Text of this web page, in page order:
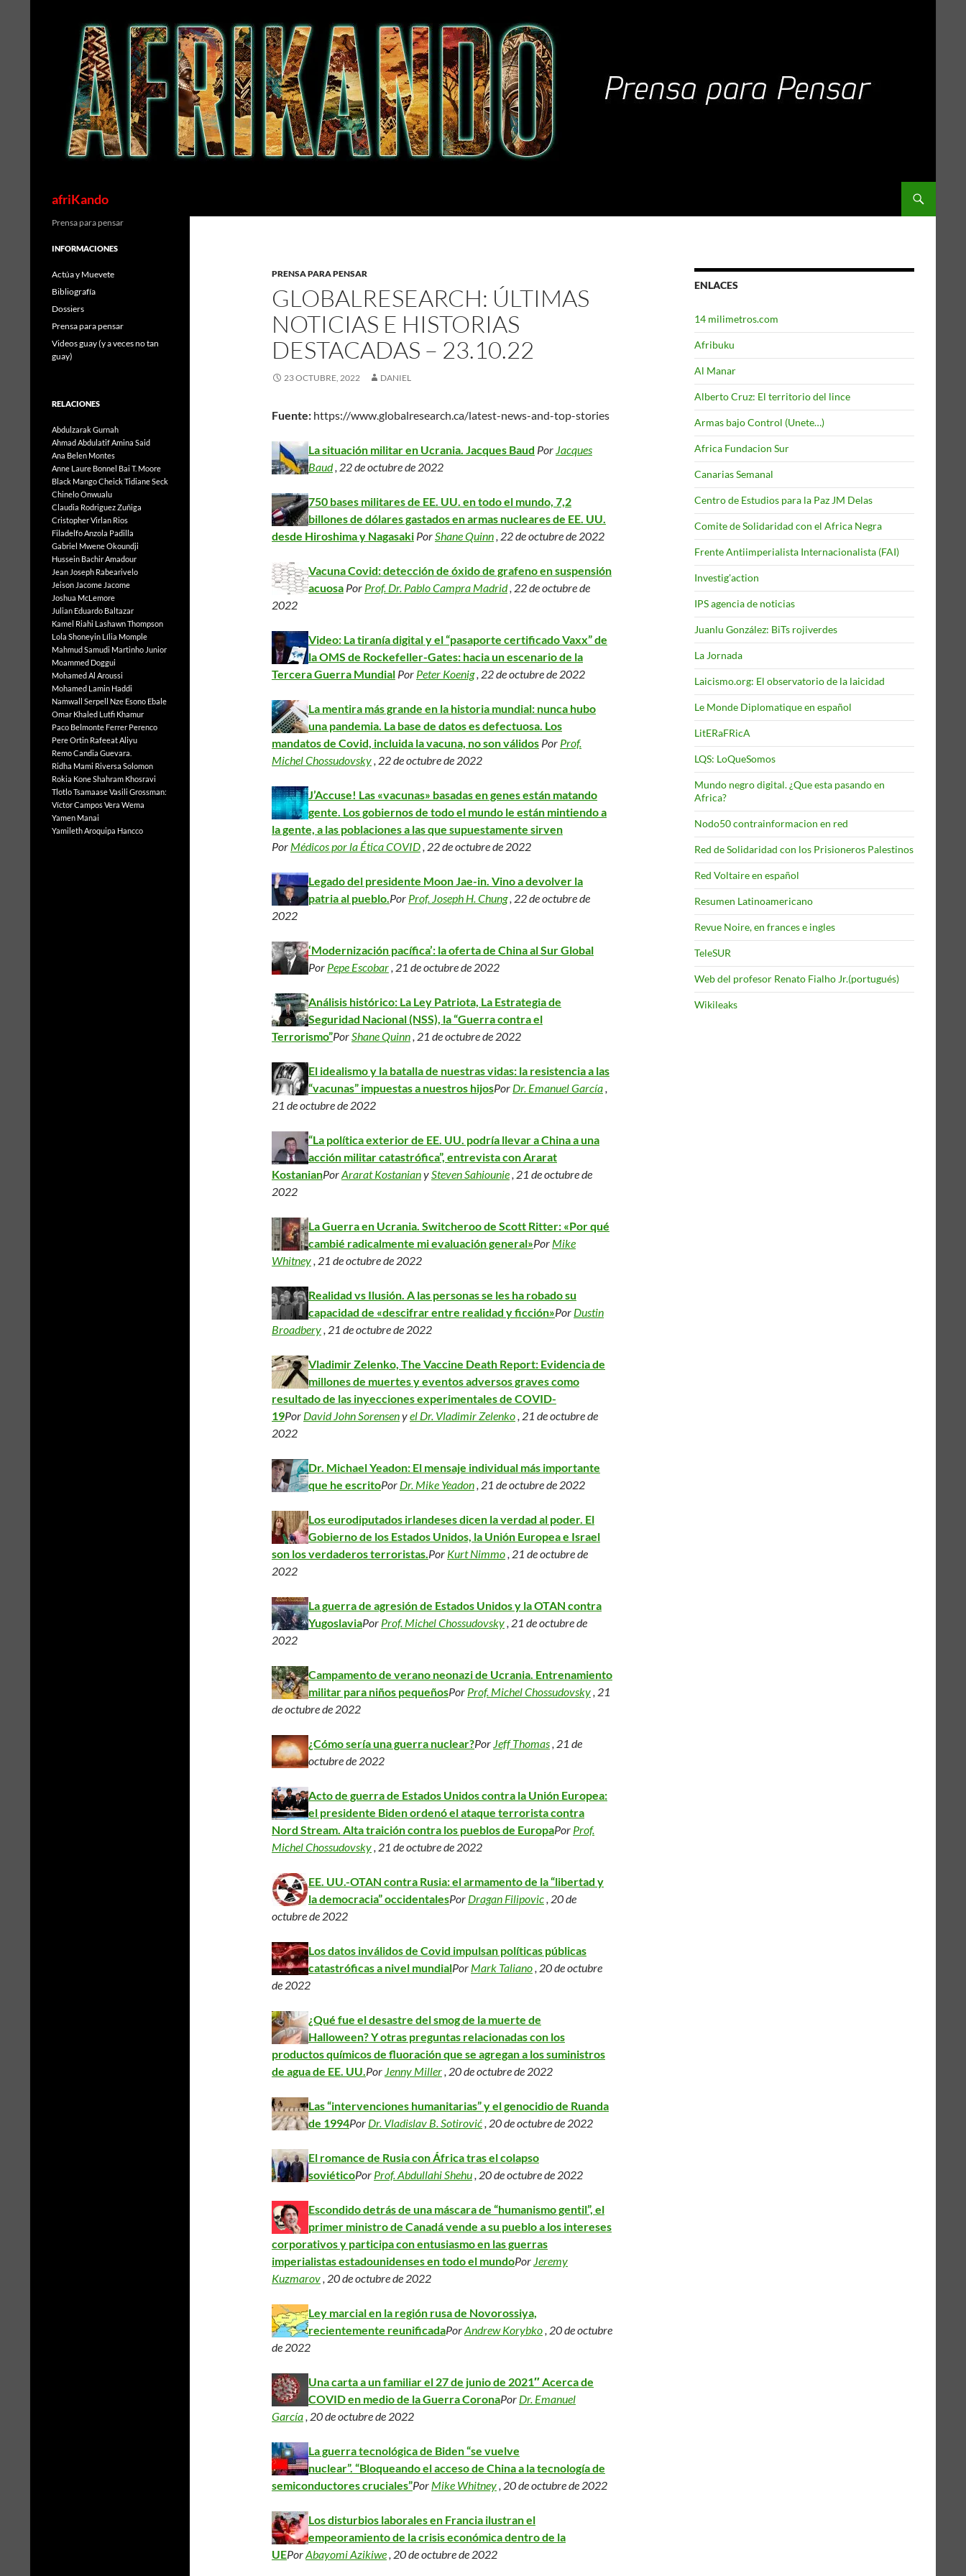
afriKando
PRENSA PARA PENSAR
GLOBALRESEARCH: ÚLTIMAS
NOTICIAS E HISTORIAS
DESTACADAS – 23.10.22
23 OCTUBRE, 2022 DANIEL
Fuente: https://www.globalresearch.ca/latest-news-and-top-stories
La situación militar en Ucrania. Jacques Baud Por Jacques
Baud, 22 de octubre de 2022
750 bases militares de EE. UU. en todo el mundo, 7,2
billones de dólares gastados en armas nucleares de EE. UU.
desde Hiroshima y Nagasaki PorShane Quinn, 22 de octubre de 2022
Vacuna Covid: detección de óxido de grafeno en suspensión
acuosa Por Prof. Dr. Pablo Campra Madrid, 22 de octubre de
2022
Video: La tiranía digital y el “pasaporte certificado Vaxx” de
la OMS de Rockefeller-Gates: hacia un escenario de la
Tercera Guerra Mundial Por Peter Koenig, 22 de octubre de 2022
La mentira más grande en la historia mundial: nunca hubo
una pandemia. La base de datos es defectuosa. Los
mandatos de Covid, incluida la vacuna, no son válidos Por Prof.
Michel Chossudovsky, 22 de octubre de 2022
J’Accuse! Las «vacunas» basadas en genes están matando
gente. Los gobiernos de todo el mundo le están mintiendo a
la gente, a las poblaciones a las que supuestamente sirven
Por Médicos por la Ética COVID, 22 de octubre de 2022
Legado del presidente Moon Jae-in. Vino a devolver la
patria al pueblo.Por Prof. Joseph H. Chung, 22 de octubre de
2022
‘Modernización pacífica’: la oferta de China al Sur Global
Por Pepe Escobar, 21 de octubre de 2022
Análisis histórico: La Ley Patriota, La Estrategia de
Seguridad Nacional (NSS), la “Guerra contra el
Terrorismo”PorShane Quinn, 21 de octubre de 2022
El idealismo y la batalla de nuestras vidas: la resistencia a las
“vacunas” impuestas a nuestros hijosPor Dr. Emanuel García,
21 de octubre de 2022
“La política exterior de EE. UU. podría llevar a China a una
acción militar catastrófica”, entrevista con Ararat
KostanianPorArarat KostanianySteven Sahiounie, 21 de octubre de
2022
La Guerra en Ucrania. Switcheroo de Scott Ritter: «Por qué
cambié radicalmente mi evaluación general»Por Mike
Whitney, 21 de octubre de 2022
Realidad vs Ilusión. A las personas se les ha robado su
capacidad de «descifrar entre realidad y ficción»Por Dustin
Broadbery, 21 de octubre de 2022
Vladimir Zelenko, The Vaccine Death Report: Evidencia de
millones de muertes y eventos adversos graves como
resultado de las inyecciones experimentales de COVID-
19Por David John Sorensenyel Dr. Vladimir Zelenko, 21 de octubre de
2022
Dr. Michael Yeadon: El mensaje individual más importante
que he escritoPor Dr. Mike Yeadon, 21 de octubre de 2022
Los eurodiputados irlandeses dicen la verdad al poder. El
Gobierno de los Estados Unidos, la Unión Europea e Israel
son los verdaderos terroristas.Por Kurt Nimmo, 21 de octubre de
2022
La guerra de agresión de Estados Unidos y la OTAN contra
YugoslaviaPor Prof. Michel Chossudovsky, 21 de octubre de
2022
Campamento de verano neonazi de Ucrania. Entrenamiento
militar para niños pequeñosPor Prof. Michel Chossudovsky, 21
de octubre de 2022
¿Cómo sería una guerra nuclear?Por Jeff Thomas, 21 de
octubre de 2022
Acto de guerra de Estados Unidos contra la Unión Europea:
el presidente Biden ordenó el ataque terrorista contra
Nord Stream. Alta traición contra los pueblos de EuropaPor Prof.
Michel Chossudovsky, 21 de octubre de 2022
EE. UU.-OTAN contra Rusia: el armamento de la “libertad y
la democracia” occidentalesPor Dragan Filipovic, 20 de
octubre de 2022
Los datos inválidos de Covid impulsan políticas públicas
catastróficas a nivel mundialPor Mark Taliano, 20 de octubre
de 2022
¿Qué fue el desastre del smog de la muerte de
Halloween? Y otras preguntas relacionadas con los
productos químicos de fluoración que se agregan a los suministros
de agua de EE. UU.Por Jenny Miller, 20 de octubre de 2022
Las “intervenciones humanitarias” y el genocidio de Ruanda
de 1994Por Dr. Vladislav B. Sotirović, 20 de octubre de 2022
El romance de Rusia con África tras el colapso
soviéticoPor Prof. Abdullahi Shehu, 20 de octubre de 2022
Escondido detrás de una máscara de “humanismo gentil”, el
primer ministro de Canadá vende a su pueblo a los intereses
corporativos y participa con entusiasmo en las guerras
imperialistas estadounidenses en todo el mundoPor Jeremy
Kuzmarov, 20 de octubre de 2022
Ley marcial en la región rusa de Novorossiya,
recientemente reunificadaPorAndrew Korybko, 20 de octubre
de 2022
Una carta a un familiar el 27 de junio de 2021″ Acerca de
COVID en medio de la Guerra CoronaPor Dr. Emanuel
García, 20 de octubre de 2022
La guerra tecnológica de Biden “se vuelve
nuclear”. “Bloqueando el acceso de China a la tecnología de
semiconductores cruciales”Por Mike Whitney, 20 de octubre de 2022
Los disturbios laborales en Francia ilustran el
empeoramiento de la crisis económica dentro de la
UEPorAbayomi Azikiwe, 20 de octubre de 2022
ENLACES
14 milimetros.com
Afribuku
Al Manar
Alberto Cruz: El territorio del lince
Armas bajo Control (Unete…)
Africa Fundacion Sur
Canarias Semanal
Centro de Estudios para la Paz JM Delas
Comite de Solidaridad con el Africa Negra
Frente Antiimperialista Internacionalista (FAI)
Investig'action
IPS agencia de noticias
Juanlu González: BiTs rojiverdes
La Jornada
Laicismo.org: El observatorio de la laicidad
Le Monde Diplomatique en español
LitERaFRicA
LQS: LoQueSomos
Mundo negro digital. ¿Que esta pasando en
Africa?
Nodo50 contrainformacion en red
Red de Solidaridad con los Prisioneros Palestinos
Red Voltaire en español
Resumen Latinoamericano
Revue Noire, en frances e ingles
TeleSUR
Web del profesor Renato Fialho Jr.(portugués)
Wikileaks
Prensa para pensar
INFORMACIONES
Actúa y Muevete
Bibliografía
Dossiers
Prensa para pensar
Videos guay (y a veces no tan
guay)
RELACIONES
Abdulzarak Gurnah
Ahmad AbdulatifAmina Said
Ana Belen Montes
Anne Laure Bonnel Bai T. Moore
Black MangoCheick Tidiane Seck
Chinelo Onwualu
Claudia Rodriguez Zuñiga
Cristopher Virlan Rios
Filadelfo Anzola Padilla
Gabriel Mwene Okoundji
Hussein Bachir Amadour
Jean Joseph Rabearivelo
Jeison Jacome Jacome
Joshua McLemore
Julian Eduardo Baltazar
Kamel Riahi Lashawn Thompson
Lola Shoneyin Lília Momple
Mahmud Samudi Martinho Junior
Moammed Doggui
Mohamed Al Aroussi
Mohamed Lamin Haddi
Namwall Serpell Nze Esono Ebale
Omar Khaled Lutfi Khamur
Paco Belmonte Ferrer Perenco
Pere Ortin Rafeeat Aliyu
Remo Candia Guevara.
Ridha Mami Riversa Solomon
Rokia KoneShahram Khosravi
Tlotlo TsamaaseVasili Grossman:
Víctor Campos Vera Wema
Yamen Manai
Yamileth Aroquipa Hancco